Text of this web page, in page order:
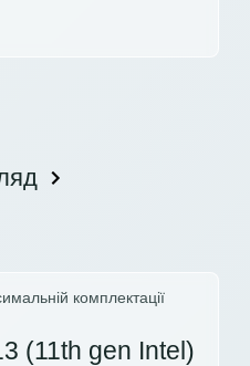
комплектації
(11th gen Intel)